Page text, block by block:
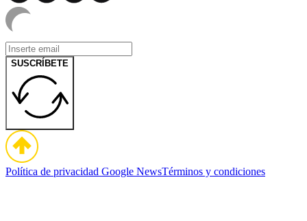
SUSCRÍBETE
Política de privacidad Google NewsTérminos y condiciones